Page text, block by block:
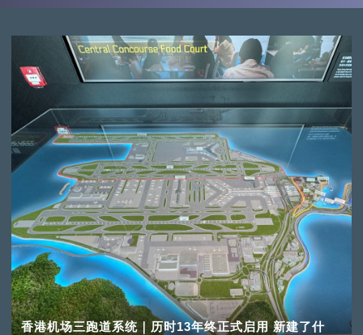
香港机场三跑道系统｜历时13年终正式启用 新建了什